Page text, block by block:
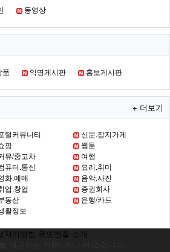
동영상
품 익명게시판 홍보게시판
+ 더보기
털커뮤니티
신문.잡지가게
핑
웹툰
뮤/중고차
여행
퓨터.통신
요리.취미
화.예매
음악.사진
업.창업
증권회사
동산
은행/카드
활정보
처리방침 로또엔젤 소개